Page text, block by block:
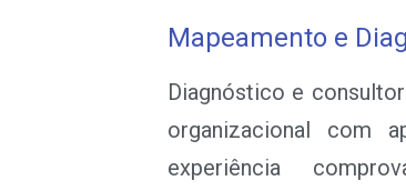
Mapeamento e
Diagnóstico e
organizacional com
experiência